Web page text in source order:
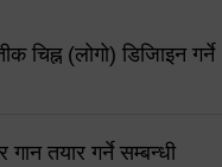
चिह्न (लोगो) डिजिाइन गर्ने
गान तयार गर्ने सम्बन्धी